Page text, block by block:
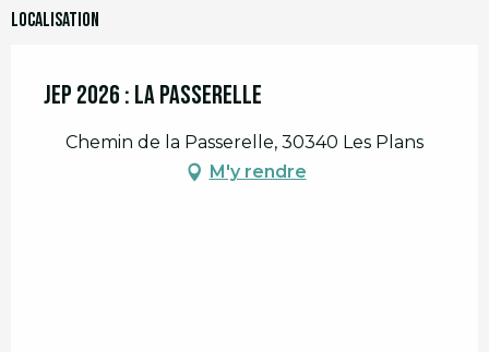
Localisation
JEP 2026 : La Passerelle
Chemin de la Passerelle, 30340 Les Plans
M'y rendre